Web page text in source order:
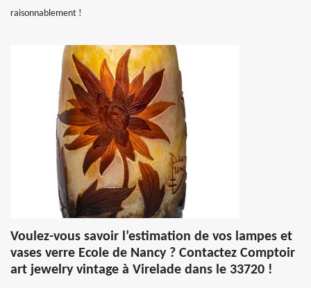
raisonnablement !
Voulez-vous savoir l’estimation de vos lampes et
vases verre Ecole de Nancy ? Contactez Comptoir
art jewelry vintage à Virelade dans le 33720 !